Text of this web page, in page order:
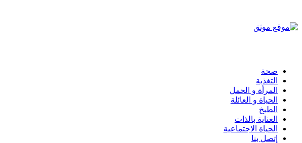
صحة
التغذية
المرأة و الحمل
الحياة و العائلة
الطبخ
العناية بالذات
الحياة الاجتماعية
إتصل بنا